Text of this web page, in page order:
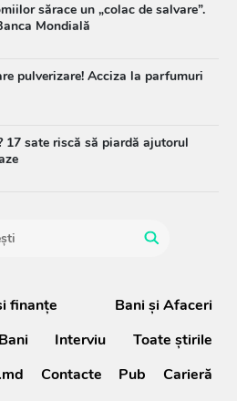
sărace un „colac de salvare”.
Mondială
pulverizare! Acciza la parfumuri
17 sate riscă să piardă ajutorul
finanţe
Bani și Afaceri
Interviu
Toate știrile
Contacte Pub
Carieră